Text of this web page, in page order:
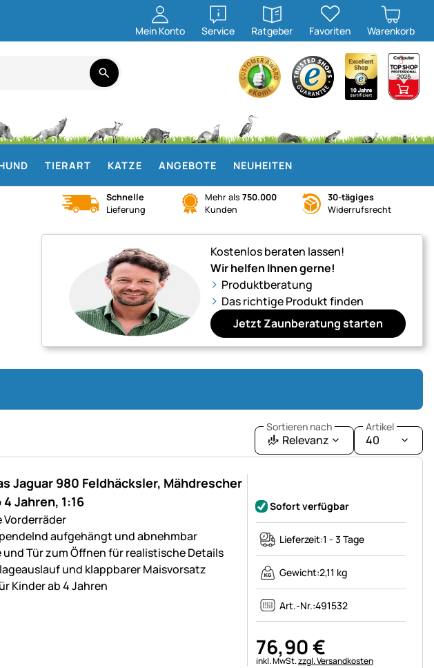
Mein Konto Service
öffnen
Ratgeber
öffnen
Favoriten Warenkorb
TIERART KATZE ANGEBOTE NEUHEITEN
Schnelle
Lieferung
Mehr als 750.000
Kunden
30-tägiges
Widerrufsrecht
Kostenlos beraten lassen!
Wir helfen Ihnen gerne!
Produktberatung
Das richtige Produkt finden
Jetzt Zaunberatung starten
Sortieren nach
Relevanz
Artikel
40
Jaguar 980 Feldhäcksler, Mähdrescher
Jahren, 1:16
Vorderräder
aufgehängt und abnehmbar
Tür zum Öffnen für realistische Details
und klappbarer Maisvorsatz
Kinder ab 4 Jahren
Sofort verfügbar
Lieferzeit:1 - 3 Tage
Gewicht:2,11 kg
Art.-Nr.:491532
76,90€
Steuerhinweis:
inkl. MwSt.zzgl. Versandkosten